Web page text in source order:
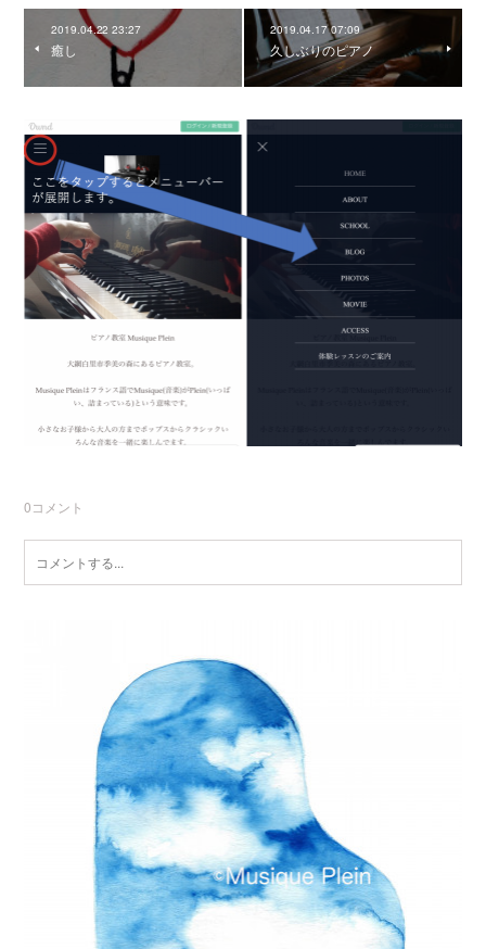
2019.04.22 23:27
癒し
2019.04.17 07:09
久しぶりのピアノ
0コメント